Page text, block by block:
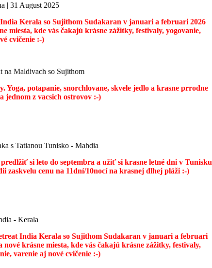
| 31 August 2025
Kerala so Sujithom Sudakaran v januari a februari 2026
miesta, kde vás čakajú krásne zážitky, festivaly, yogovanie,
cvičenie :-)
na Maldivach so Sujithom
Yoga, potapanie, snorchlovane, skvele jedlo a krasne prrodne
jednom z vacsich ostrovov :-)
s Tatianou Tunisko - Mahdia
si leto do septembra a užiť si krasne letné dni v Tunisku
zaskvelu cenu na 11dní/10nocí na krasnej dlhej pláži :-)
- Kerala
India Kerala so Sujithom Sudakaran v januari a februari
nové krásne miesta, kde vás čakajú krásne zážitky, festivaly,
varenie aj nové cvičenie :-)